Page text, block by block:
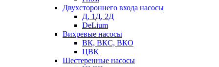
Двухстороннего входа насосы
Д, 1Д, 2Д
DeLium
Вихревые насосы
ВК, ВКС, ВКО
ЦВК
Шестеренные насосы